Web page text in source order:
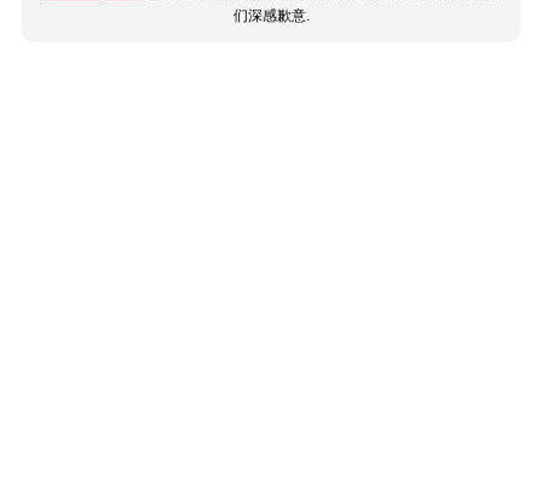
们深感歉意.